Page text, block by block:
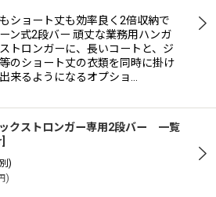
ショート丈も効率良く2倍収納で
ン式2段バー 頑丈な業務用ハンガ
トロンガーに、長いコートと、ジ
のショート丈の衣類を同時に掛け
来るようになるオプショ…
クストロンガー専用2段バー 一覧
]
)
)